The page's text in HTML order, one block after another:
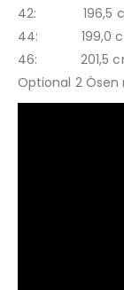
42: 196,5 cm
44: 199,0
46: 201,5 cm
Optional 2 Ösen